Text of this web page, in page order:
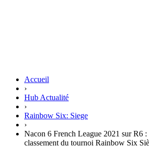
Accueil
›
Hub Actualité
›
Rainbow Six: Siege
›
Nacon 6 French League 2021 sur R6 :
classement du tournoi Rainbow Six